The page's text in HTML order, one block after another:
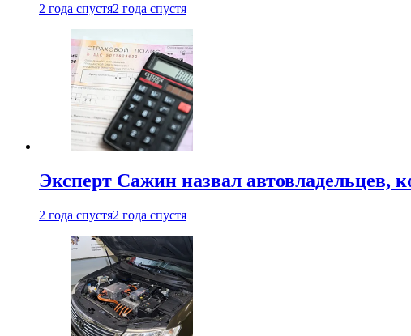
2 года спустя2 года спустя
Эксперт Сажин назвал
2 года спустя2 года спустя